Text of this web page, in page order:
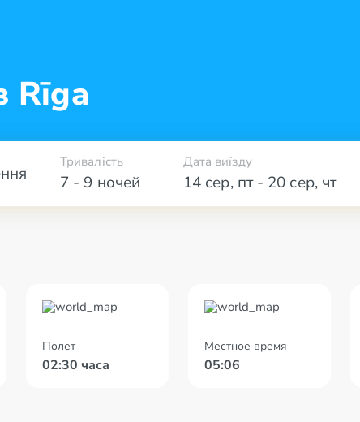
Rīga
7 - 9 ночей
Тривалість Дата виїзду
14 сер, пт- 20 сер, чт
Полет
02:30 часа
Местное время
05:06